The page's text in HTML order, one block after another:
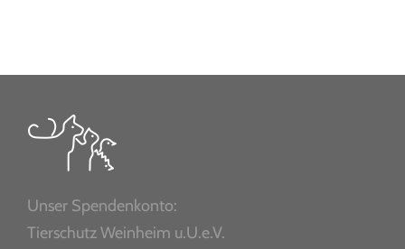
Unser Spendenkonto:
Tierschutz Weinheim u.U.e.V.